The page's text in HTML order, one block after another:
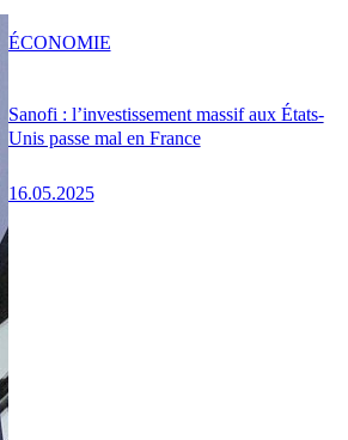
Sanofi : l’investissement massif aux États-
Unis passe mal en France
16.05.2025
ÉCONOMIE